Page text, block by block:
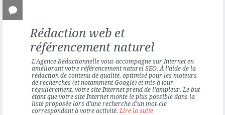
RÉDACTION
RÉDACTION WEB ET RÉFÉRENCEMENT NATUREL
ÉDITION
Rédaction web et
référencement naturel
L’Agence Rédactionnelle vous accompagne sur Internet en
améliorant votre référencement naturel SEO. À l’aide de la
rédaction de contenu de qualité, optimisé pour les moteurs
de recherches (et notamment Google) et mis à jour
régulièrement, votre site Internet prend de l’ampleur. Le but
étant que votre site Internet monte le plus possible dans la
liste proposée lors d’une recherche d’un mot-clé
correspondant à votre activité.Lire la suite